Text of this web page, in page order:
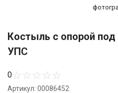
Костыль с опорой под
УПС
0☆☆☆☆☆
Артикул: 00086452